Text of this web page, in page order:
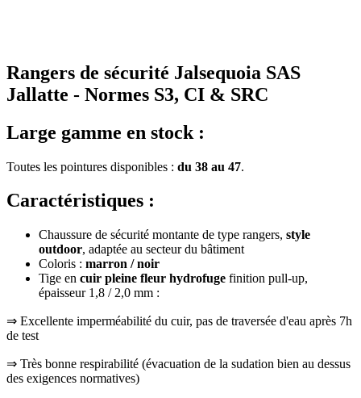
Rangers de sécurité Jalsequoia SAS
Jallatte - Normes S3, CI & SRC
Large gamme en stock :
Toutes les pointures disponibles : du 38 au 47.
Caractéristiques :
Chaussure de sécurité montante de type rangers, style
outdoor, adaptée au secteur du bâtiment
Coloris : marron / noir
Tige en cuir pleine fleur hydrofuge finition pull-up,
épaisseur 1,8 / 2,0 mm :
⇒ Excellente imperméabilité du cuir, pas de traversée d'eau après 7h
de test
⇒ Très bonne respirabilité (évacuation de la sudation bien au dessus
des exigences normatives)